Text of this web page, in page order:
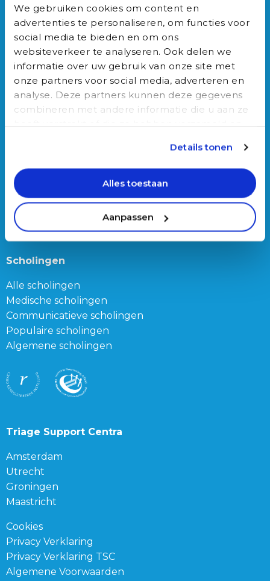
We gebruiken cookies om content en
advertenties te personaliseren, om functies voor
social media te bieden en om ons
websiteverkeer te analyseren. Ook delen we
informatie over uw gebruik van onze site met
onze partners voor social media, adverteren en
analyse. Deze partners kunnen deze gegevens
combineren met andere informatie die u aan ze
Details tonen
Alles toestaan
Aanpassen
Triagist (dag of nacht)
Triage teamleider
Onze bijbanen
Junior Triagist
Geneeskunde
Biomedische wetenschappen
Opleidingen
Alle opleidingen
Opleiding tot Triagist
Opleiding Doktersassistente
Scholingen
Alle scholingen
Medische scholingen
Communicatieve scholingen
Populaire scholingen
Algemene scholingen
Triage Support Centra
Amsterdam
Utrecht
Groningen
Maastricht
Cookies
Privacy Verklaring
Privacy Verklaring TSC
Algemene Voorwaarden